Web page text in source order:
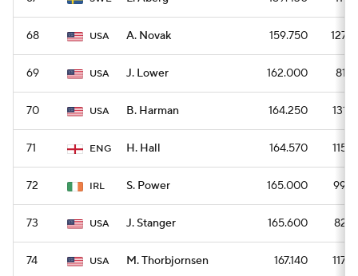
68 USA A. Novak 159.750 1278
69 USA J. Lower 162.000 810
70 USA B. Harman 164.250 1314
71 ENG H. Hall 164.570 1152
72 IRL S. Power 165.000 990
73 USA J. Stanger 165.600 828
74 USA M. Thorbjornsen 167.140 1170